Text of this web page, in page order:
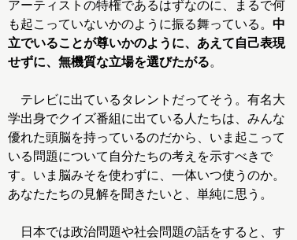
アーティストの特権であるはずなのに、まるで何
も起こっていないかのように振る舞っている。 中
立でいることが尊いかのように、あえて自己表現
せずに、無機質な立場を選びたがる。
テレビに出ているタレントだってそう。有名大
学出身でクイズ番組に出ている人たちは、みんな
優れた頭脳を持っているのだから、いま起こって
いる問題について自分たちの考えを示すべきで
す。いま脳みそを使わずに、一体いつ使うのか。
あなたたちの見解を聞きたいと、単純に思う。
日本では政治問題や社会問題の話をすると、す